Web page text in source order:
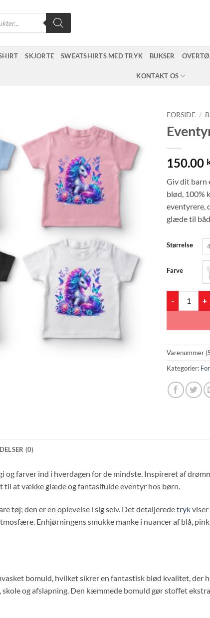
SKJORTE SWEATSHIRTS MED TRYK BUKSER
KONTAKT OS
FORSIDE /
150.00
Giv dit barn
blød, 100%
eventyrere,
glæde til
Størrelse
Farve
Varenummer
Kategorier:
(0)
farver ind i hverdagen for de mindste. Inspireret af
til at vække glæde og fantasifulde eventyr hos børn.
tøj; den er en oplevelse i sig selv. Det detaljeredetryk
Enhjørningens smukke manke i nuancer af blå,
bomuld, hvilket sikrer en fantastisk blød kvalitet, der
og afslapning. Den kæmmede bomuld gør stoffet